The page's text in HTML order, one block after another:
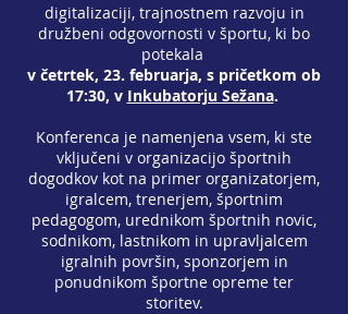
digitalizaciji, trajnostnem razvoju in
družbeni odgovornosti v športu, ki bo
potekala
v četrtek, 23. februarja, s pričetkom ob
17:30, v Inkubatorju Sežana.
Konferenca je namenjena vsem, ki ste
vključeni v organizacijo športnih
dogodkov kot na primer organizatorjem,
igralcem, trenerjem, športnim
pedagogom, urednikom športnih novic,
sodnikom, lastnikom in upravljalcem
igralnih površin, sponzorjem in
ponudnikom športne opreme ter
storitev.